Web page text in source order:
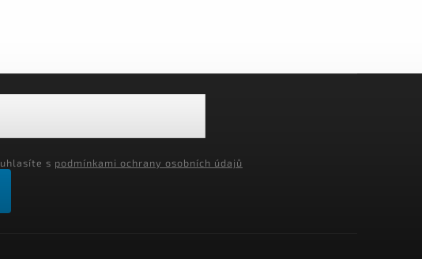
s podmínkami ochrany osobních údajů